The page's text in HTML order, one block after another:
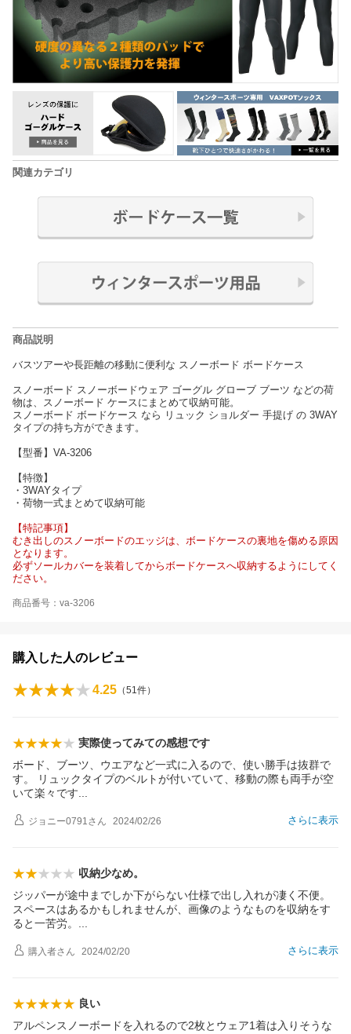
関連カテゴリ
商品説明
バスツアーや長距離の移動に便利な スノーボード ボードケース
スノーボード スノーボードウェア ゴーグル グローブ ブーツ などの荷
物は、スノーボード ケースにまとめて収納可能。
スノーボード ボードケース なら リュック ショルダー 手提げ の 3WAY
タイプの持ち方ができます。
【型番】VA-3206
【特徴】
・3WAYタイプ
・荷物一式まとめて収納可能
【特記事項】
むき出しのスノーボードのエッジは、ボードケースの裏地を傷める原因
となります。
必ずソールカバーを装着してからボードケースへ収納するようにしてく
ださい。
商品番号：va-3206
購入した人のレビュー
4.25 （51件）
実際使ってみての感想です
ボード、ブーツ、ウエアなど一式に入るので、使い勝手は抜群で
す。 リュックタイプのベルトが付いていて、移動の際も両手が空
いて楽々です
さらに表示
ジョニー0791さん 2024/02/26
収納少なめ。
ジッパーが途中までしか下がらない仕様で出し入れが凄く不便。
スペースはあるかもしれませんが、画像のようなものを収納をす
ると一苦労。
さらに表示
購入者さん 2024/02/20
良い
アルペンスノーボードを入れるので2枚とウェア1着は入りそうな